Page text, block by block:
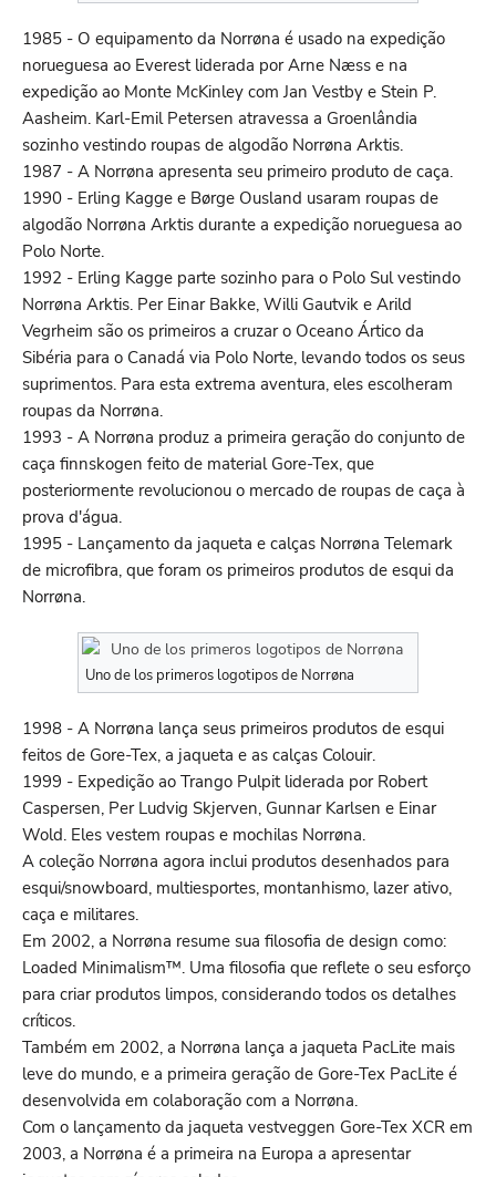
1985 - O equipamento da Norrøna é usado na expedição
norueguesa ao Everest liderada por Arne Næss e na
expedição ao Monte McKinley com Jan Vestby e Stein P.
Aasheim. Karl-Emil Petersen atravessa a Groenlândia
sozinho vestindo roupas de algodão Norrøna Arktis.
1987 - A Norrøna apresenta seu primeiro produto de caça.
1990 - Erling Kagge e Børge Ousland usaram roupas de
algodão Norrøna Arktis durante a expedição norueguesa ao
Polo Norte.
1992 - Erling Kagge parte sozinho para o Polo Sul vestindo
Norrøna Arktis. Per Einar Bakke, Willi Gautvik e Arild
Vegrheim são os primeiros a cruzar o Oceano Ártico da
Sibéria para o Canadá via Polo Norte, levando todos os seus
suprimentos. Para esta extrema aventura, eles escolheram
roupas da Norrøna.
1993 - A Norrøna produz a primeira geração do conjunto de
caça finnskogen feito de material Gore-Tex, que
posteriormente revolucionou o mercado de roupas de caça à
prova d'água.
1995 - Lançamento da jaqueta e calças Norrøna Telemark
de microfibra, que foram os primeiros produtos de esqui da
Norrøna.
Uno de los primeros logotipos de Norrøna
1998 - A Norrøna lança seus primeiros produtos de esqui
feitos de Gore-Tex, a jaqueta e as calças Colouir.
1999 - Expedição ao Trango Pulpit liderada por Robert
Caspersen, Per Ludvig Skjerven, Gunnar Karlsen e Einar
Wold. Eles vestem roupas e mochilas Norrøna.
A coleção Norrøna agora inclui produtos desenhados para
esqui/snowboard, multiesportes, montanhismo, lazer ativo,
caça e militares.
Em 2002, a Norrøna resume sua filosofia de design como:
Loaded Minimalism™. Uma filosofia que reflete o seu esforço
para criar produtos limpos, considerando todos os detalhes
críticos.
Também em 2002, a Norrøna lança a jaqueta PacLite mais
leve do mundo, e a primeira geração de Gore-Tex PacLite é
desenvolvida em colaboração com a Norrøna.
Com o lançamento da jaqueta vestveggen Gore-Tex XCR em
2003, a Norrøna é a primeira na Europa a apresentar